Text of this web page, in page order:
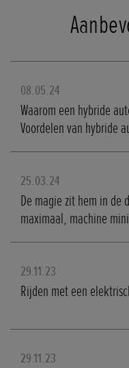
08.05.24
Waarom een hybride
Voordelen van hybride
25.03.24
De magie zit hem in de
maximaal, machine
29.11.23
Rijden met een
29.11.23